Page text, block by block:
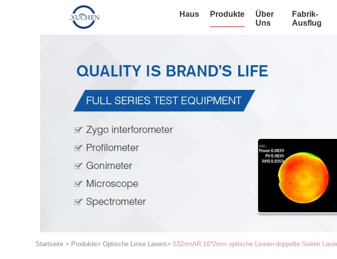
Haus Produkte
Über
Uns
Fabrik-
Ausflug
Startseite > Produkte> Optische Linse Lasers> 532nmAR 16*2mm optische Linsen-doppelte Seiten